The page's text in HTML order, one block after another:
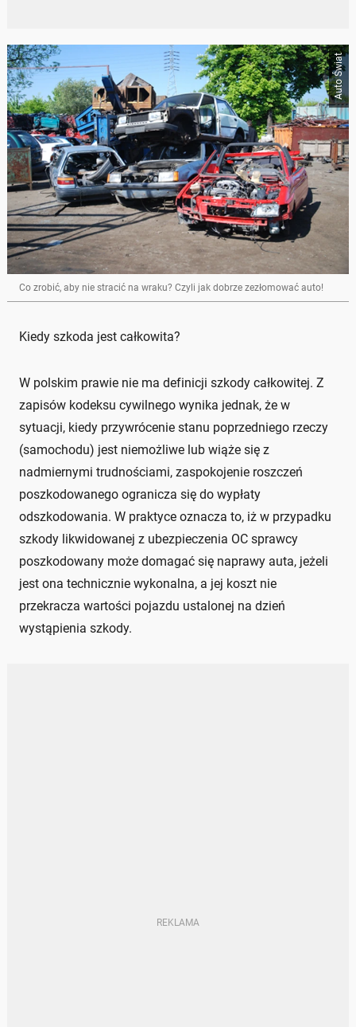
Auto Świat
Co zrobić, aby nie stracić na wraku? Czyli jak dobrze zezłomować auto!
Kiedy szkoda jest całkowita?
W polskim prawie nie ma definicji szkody całkowitej. Z
zapisów kodeksu cywilnego wynika jednak, że w
sytuacji, kiedy przywrócenie stanu poprzedniego rzeczy
(samochodu) jest niemożliwe lub wiąże się z
nadmiernymi trudnościami, zaspokojenie roszczeń
poszkodowanego ogranicza się do wypłaty
odszkodowania. W praktyce oznacza to, iż w przypadku
szkody likwidowanej z ubezpieczenia OC sprawcy
poszkodowany może domagać się naprawy auta, jeżeli
jest ona technicznie wykonalna, a jej koszt nie
przekracza wartości pojazdu ustalonej na dzień
wystąpienia szkody.